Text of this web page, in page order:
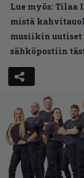
Lue myös:Tilaa
mistä
musiikin uutiset
sähköpostiin